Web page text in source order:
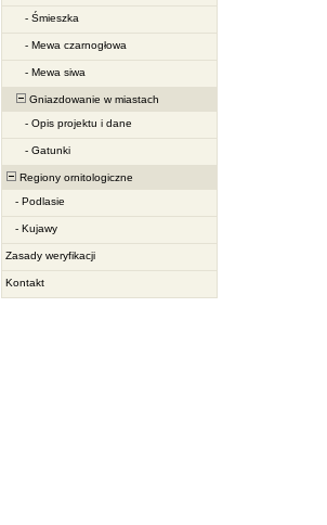
- Śmieszka
- Mewa czarnogłowa
- Mewa siwa
Gniazdowanie w miastach
- Opis projektu i dane
- Gatunki
Regiony ornitologiczne
- Podlasie
- Kujawy
Zasady weryfikacji
Kontakt